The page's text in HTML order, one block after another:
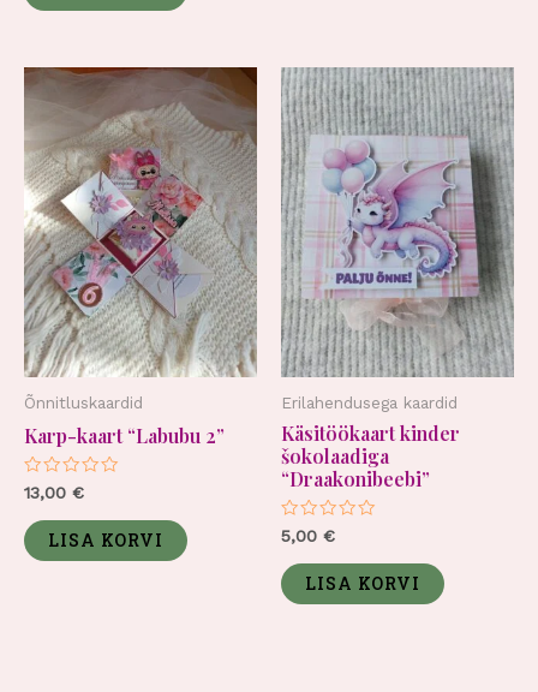
Õnnitluskaardid
Karp-kaart “Labubu 2”
Hinnanguga
0
5
13,00 €
LISA KORVI
Erilahendusega kaardid
Käsitöökaart kinder
šokolaadiga
“Draakonibeebi”
Hinnanguga
0
5
5,00 €
LISA KORVI